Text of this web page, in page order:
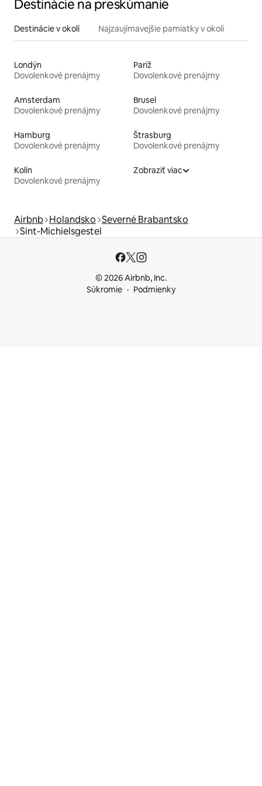
Destinácie na preskúmanie
Destinácie v okolí Najzaujímavejšie pamiatky v okolí
Londýn
Dovolenkové prenájmy
Paríž
Dovolenkové prenájmy
Amsterdam
Dovolenkové prenájmy
Brusel
Dovolenkové prenájmy
Hamburg
Dovolenkové prenájmy
Štrasburg
Dovolenkové prenájmy
Kolín
Dovolenkové prenájmy
Zobraziť viac
Airbnb Holandsko Severné Brabantsko
Sint-Michielsgestel
© 2026 Airbnb, Inc.
Súkromie
Podmienky